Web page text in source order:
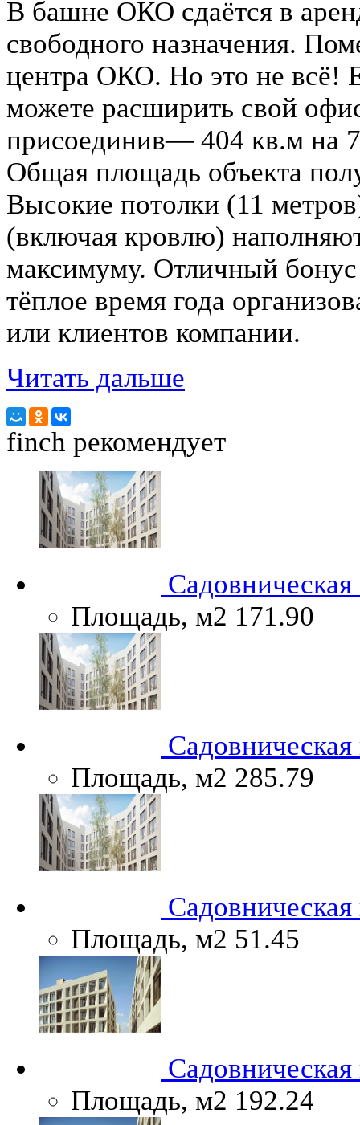
В башне ОКО сдаётся в
свободного назначения.
центра ОКО. Но это не всё!
можете расширить свой
присоединив— 404 кв.м на
Общая площадь объекта
Высокие потолки (11
(включая кровлю)
максимуму. Отличный
тёплое время года
или клиентов компании.
Читать дальше
finch рекомендует
Площадь, м2 171.90
Площадь, м2 285.79
Площадь, м2 51.45
Площадь, м2 192.24